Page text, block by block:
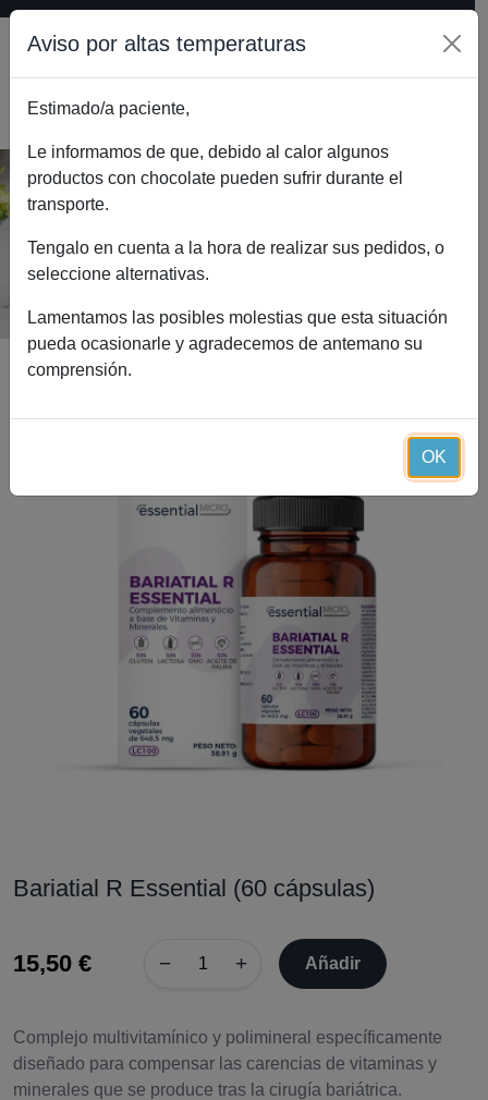
Bariatial R Essential (60 cápsulas)
Inicio
Catálogo
Bariatial R Essential (60 cápsulas)
Bariatial R Essential (60 cápsulas)
15,50 € − + Añadir
Complejo multivitamínico y polimineral específicamente
diseñado para compensar las carencias de vitaminas y
minerales que se produce tras la cirugía bariátrica.
Aviso por altas temperaturas
Estimado/a paciente,
Le informamos de que, debido al calor algunos
productos con chocolate pueden sufrir durante el
transporte.
Tengalo en cuenta a la hora de realizar sus pedidos, o
seleccione alternativas.
Lamentamos las posibles molestias que esta situación
pueda ocasionarle y agradecemos de antemano su
comprensión.
OK